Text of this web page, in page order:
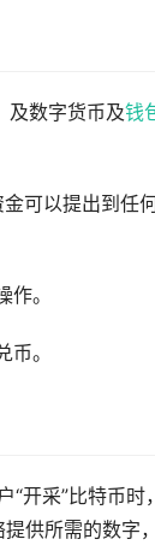
及数字货币及钱
可以提出到任
。
。
开采”比特币时，
供所需的数字，